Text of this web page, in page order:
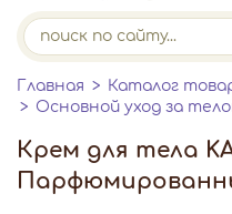
Главная Каталог
Основной уход за
Крем для тела